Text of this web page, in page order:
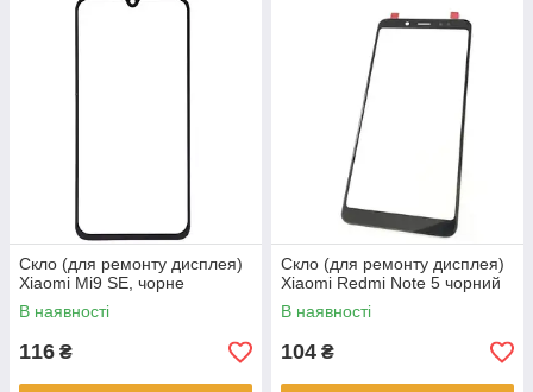
Скло (для ремонту дисплея)
Xiaomi Mi9 SE, чорне
В наявності
116 ₴
Скло (для ремонту дисплея)
Xiaomi Redmi Note 5 чорний
В наявності
104 ₴